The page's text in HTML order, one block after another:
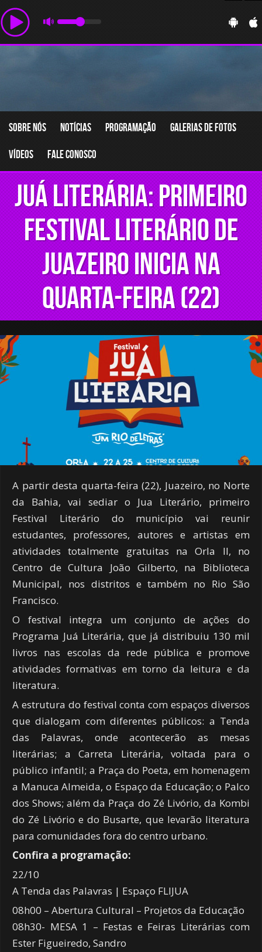
Sobre nós Notícias Programação Galerias de fotos
Vídeos Fale conosco
Juá Literária: primeiro
Festival Literário de
Juazeiro inicia na
quarta-feira (22)
A partir desta quarta-feira (22), Juazeiro, no Norte
da Bahia, vai sediar o Jua Literário, primeiro
Festival Literário do município vai reunir
estudantes, professores, autores e artistas em
atividades totalmente gratuitas na Orla II, no
Centro de Cultura João Gilberto, na Biblioteca
Municipal, nos distritos e também no Rio São
Francisco.
O festival integra um conjunto de ações do
Programa Juá Literária, que já distribuiu 130 mil
livros nas escolas da rede pública e promove
atividades formativas em torno da leitura e da
literatura.
A estrutura do festival conta com espaços diversos
que dialogam com diferentes públicos: a Tenda
das Palavras, onde acontecerão as mesas
literárias; a Carreta Literária, voltada para o
público infantil; a Praça do Poeta, em homenagem
a Manuca Almeida, o Espaço da Educação; o Palco
dos Shows; além da Praça do Zé Livório, da Kombi
do Zé Livório e do Busarte, que levarão literatura
para comunidades fora do centro urbano.
Confira a programação:
22/10
A Tenda das Palavras | Espaço FLIJUA
08h00 – Abertura Cultural – Projetos da Educação
08h30- MESA 1 – Festas e Feiras Literárias com
Ester Figueiredo, Sandro